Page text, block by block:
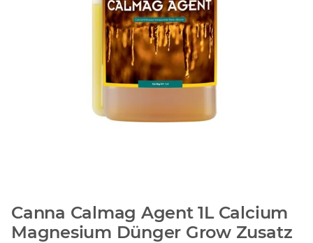
Canna Calmag Agent 1L Calcium
Magnesium Dünger Grow Zusatz